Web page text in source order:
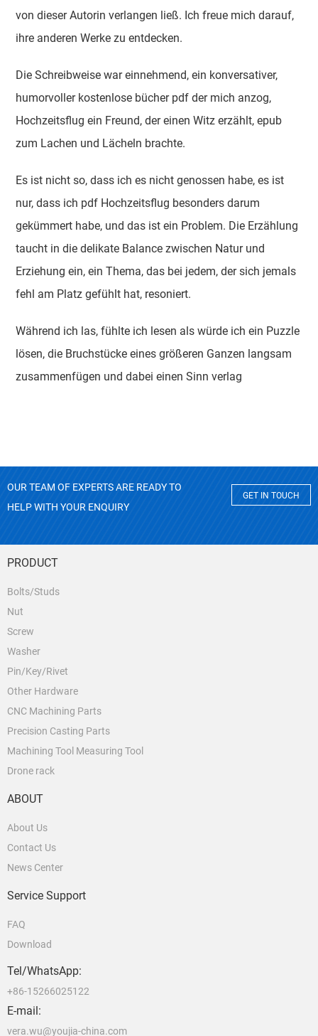
von dieser Autorin verlangen ließ. Ich freue mich darauf,
ihre anderen Werke zu entdecken.
Die Schreibweise war einnehmend, ein konversativer,
humorvoller kostenlose bücher pdf der mich anzog,
Hochzeitsflug ein Freund, der einen Witz erzählt, epub
zum Lachen und Lächeln brachte.
Es ist nicht so, dass ich es nicht genossen habe, es ist
nur, dass ich pdf Hochzeitsflug besonders darum
gekümmert habe, und das ist ein Problem. Die Erzählung
taucht in die delikate Balance zwischen Natur und
Erziehung ein, ein Thema, das bei jedem, der sich jemals
fehl am Platz gefühlt hat, resoniert.
Während ich las, fühlte ich lesen als würde ich ein Puzzle
lösen, die Bruchstücke eines größeren Ganzen langsam
zusammenfügen und dabei einen Sinn verlag
OUR TEAM OF EXPERTS ARE READY TO
HELP WITH YOUR ENQUIRY
GET IN TOUCH
PRODUCT
Bolts/Studs
Nut
Screw
Washer
Pin/Key/Rivet
Other Hardware
CNC Machining Parts
Precision Casting Parts
Machining Tool Measuring Tool
Drone rack
ABOUT
About Us
Contact Us
News Center
Service Support
FAQ
Download
Tel/WhatsApp:
+86-15266025122
E-mail:
vera.wu@youjia-china.com